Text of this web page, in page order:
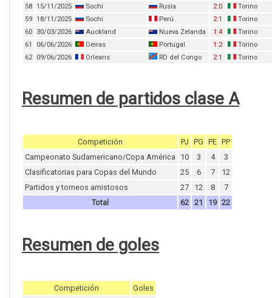
58 15/11/2025 Sochi Rusia 2:0
Torino
59 18/11/2025 Sochi Perú 2:1
Torino
60
30/03/2026 Auckland Nueva Zelanda 1:4
Torino
61
06/06/2026 Oeiras Portugal 1:2
Torino
62
09/06/2026 Orleans RD del Congo 2:1 Torino
Resumen de partidos clase A
Competición PJ PG PE PP
Campeonato Sudamericano/Copa América
10 3 4
3
Clasificatorias para Copas del Mundo
25 6 7
12
Partidos y torneos amistosos
27 12 8
7
Total
62 21 19 22
Resumen de goles
Competición Goles